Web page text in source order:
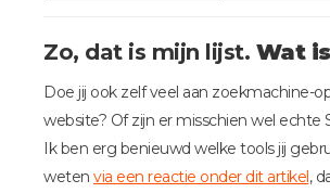
Zo, dat is mijn lijst. Wat
Doe jij ook zelf veel aan zoekmachine-
website? Of zijn er misschien wel echte
Ik ben erg benieuwd welke tools jij
weten via een reactie onder dit artikel,